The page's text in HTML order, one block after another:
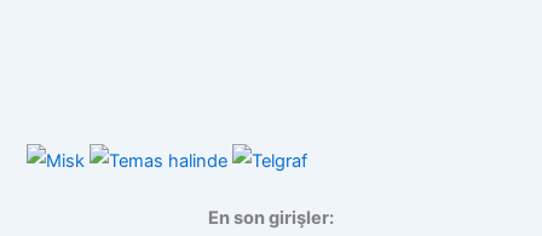
En son girişler: